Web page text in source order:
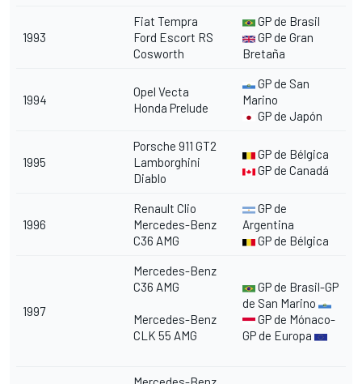
1993
Fiat Tempra
Ford Escort RS
Cosworth
GP de Brasil
GP de Gran
Bretaña
1994
Opel Vecta
Honda Prelude
GP de San
Marino
GP de Japón
1995
Porsche 911 GT2
Lamborghini
Diablo
GP de Bélgica
GP de Canadá
1996
Renault Clio
Mercedes-Benz
C36 AMG
GP de
Argentina
GP de Bélgica
1997
Mercedes-Benz
C36 AMG
Mercedes-Benz
CLK 55 AMG
GP de Brasil-GP
de San Marino
GP de Mónaco-
GP de Europa